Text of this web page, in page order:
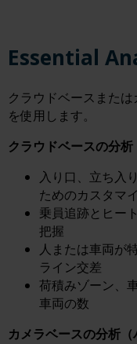
Essential
クラウドベースまた
を使用します。
クラウドベースの分
入り口、立ち入
ためのカスタマ
乗員追跡とヒー
把握
人または車両が
ライン交差
荷積みゾーン、
車両の数
カメラベースの分析